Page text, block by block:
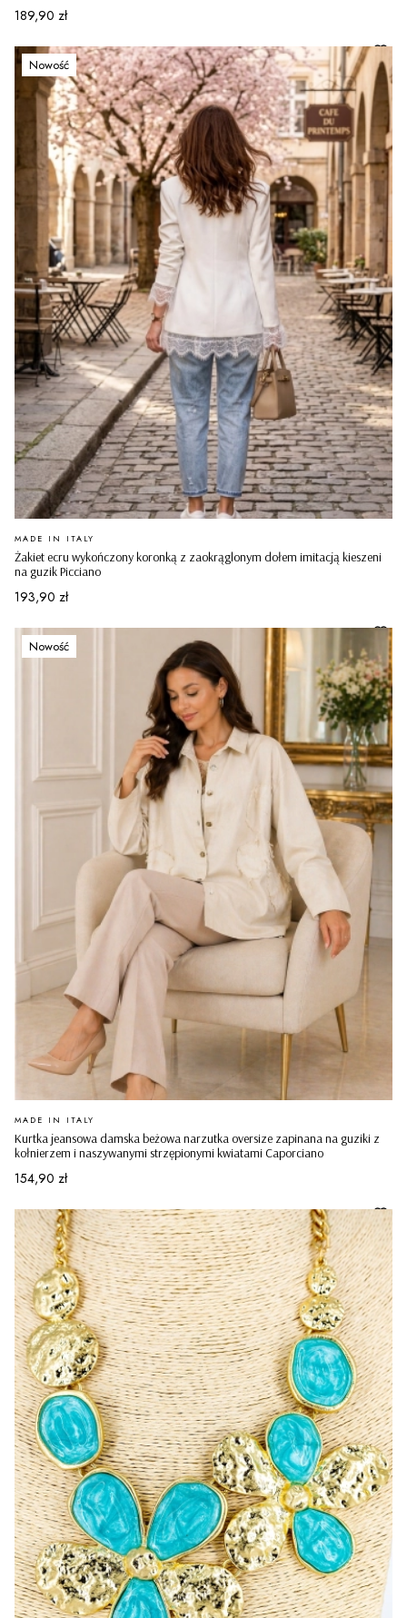
Cena
189,90 zł
Nowość
Żakiet ecru wykończony koronką z zaokrąglonym dołem imitacją kieszeni
na guzik Picciano
PRODUCENT
MADE IN ITALY
Cena
193,90 zł
Nowość
Kurtka jeansowa damska beżowa narzutka oversize zapinana na guziki z
kołnierzem i naszywanymi strzępionymi kwiatami Caporciano
PRODUCENT
MADE IN ITALY
Cena
154,90 zł